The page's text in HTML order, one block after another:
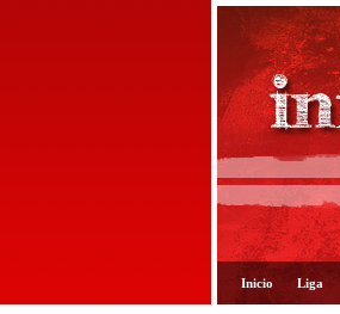
Inicio Liga